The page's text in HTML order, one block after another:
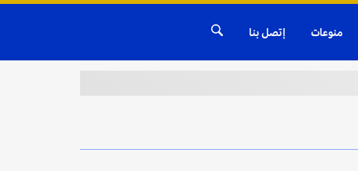
منوعات إتصل بنا